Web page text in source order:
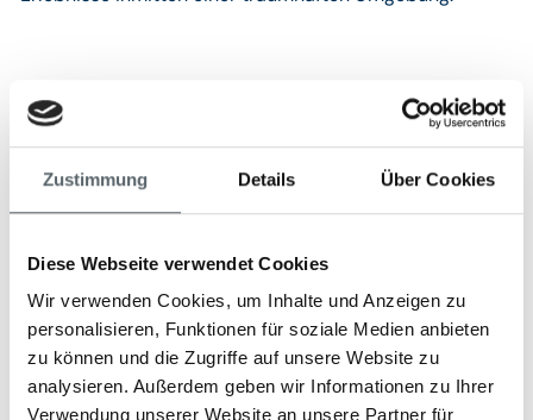
Zustimmung Details Über Cookies
Diese Webseite verwendet Cookies
Wir verwenden Cookies, um Inhalte und Anzeigen zu
personalisieren, Funktionen für soziale Medien anbieten
zu können und die Zugriffe auf unsere Website zu
analysieren. Außerdem geben wir Informationen zu Ihrer
Verwendung unserer Website an unsere Partner für
Das AMAN-Spa bietet ein ganzheitliches
Verwöhnkonzept, das Entspannung und Vitalität in
Einklang bringt. Erleben Sie eine tiefgehende Erneuerung
mit der Nourishing Journey, einer dreistündigen Spa-
bringt. Ein belebendes Körperpeeling mit Jadepulver,
Calendulaöl und Himalaya-Salz fördert die
Durchblutung, gefolgt von einer entspannenden
Ganzkörpermassage, die Verspannungen löst und für
absolute Entspannung sorgt.Die Behandlungen sind von